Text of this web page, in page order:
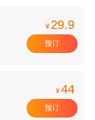
¥ 29.9
预订
¥44
预订